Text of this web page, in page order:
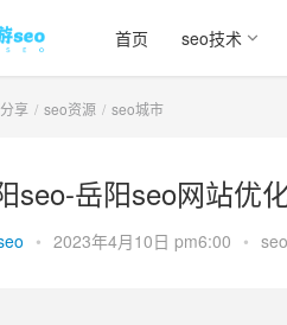
首页 seo技术
享 seo资源 seo城市
seo-岳阳seo网站优
• 2023年4月10日 pm6:00 •